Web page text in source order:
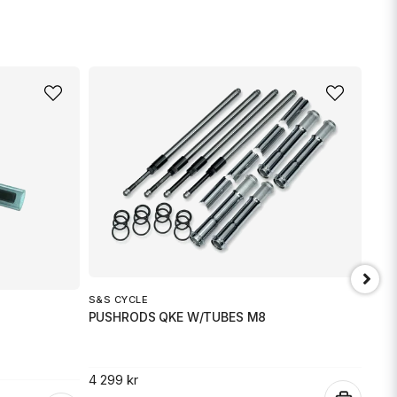
S&S CYCLE
PUSHRODS QKE W/TUBES M8
4 299 kr